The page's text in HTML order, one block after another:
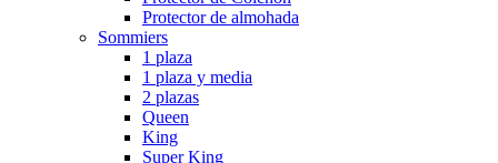
Protector de almohada
Sommiers
1 plaza
1 plaza y media
2 plazas
Queen
King
Super King